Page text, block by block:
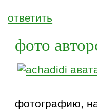
ответить
фото
фотографию,